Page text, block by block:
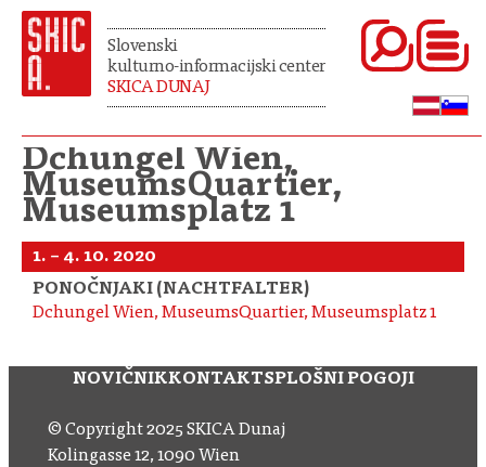
Slovenski
kulturno-informacijski center
SKICA DUNAJ
Dchungel Wien,
MuseumsQuartier,
Museumsplatz 1
1. – 4. 10. 2020
PONOČNJAKI (NACHTFALTER)
Dchungel Wien, MuseumsQuartier, Museumsplatz 1
NOVIČNIKKONTAKTSPLOŠNI POGOJI
© Copyright 2025 SKICA Dunaj
Kolingasse 12, 1090 Wien